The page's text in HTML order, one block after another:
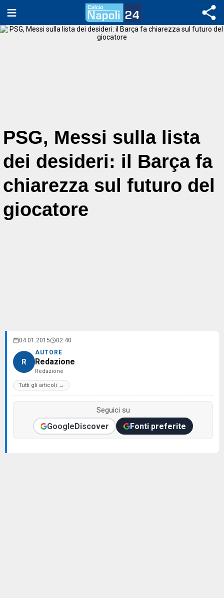
PSG, Messi sulla lista
dei desideri: il Barça fa
chiarezza sul futuro del
giocatore
04.01.2015 02:40
R
AUTORE
Redazione
Redazione
Tutti gli articoli →
Seguici su
GoogleDiscover Fonti preferite